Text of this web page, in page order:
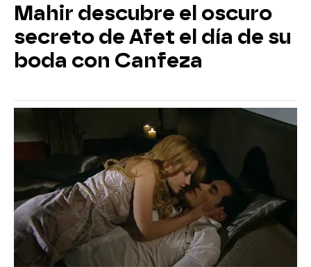
Mahir descubre el oscuro
secreto de Afet el día de su
boda con Canfeza